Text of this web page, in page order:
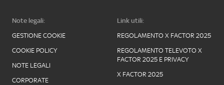
Note legali:
GESTIONE COOKIE
COOKIE POLICY
NOTE LEGALI
CORPORATE
Link utili:
REGOLAMENTO X FACTOR 2025
REGOLAMENTO TELEVOTO X
FACTOR 2025 E PRIVACY
X FACTOR 2025